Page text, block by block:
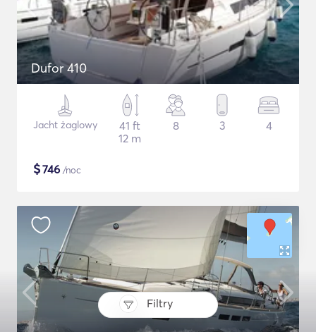
Filtry
Dufor 410
Jacht żaglowy
41 ft
12 m
8 3 4
$746 /noc